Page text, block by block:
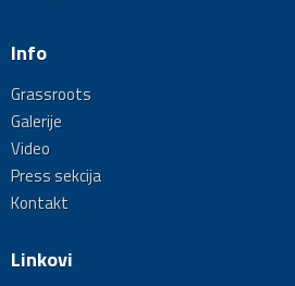
Info
Grassroots
Galerije
Video
Press sekcija
Kontakt
Linkovi